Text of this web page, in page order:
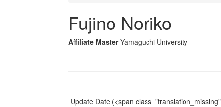
Fujino Noriko
Affiliate Master Yamaguchi University
Update Date(<span